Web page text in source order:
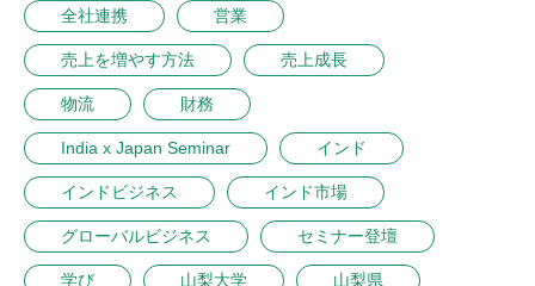
全社連携 営業
売上を増やす方法 売上成長
物流 財務
India x Japan Seminar インド
インドビジネス インド市場
グローバルビジネス セミナー登壇
学び 山梨大学 山梨県